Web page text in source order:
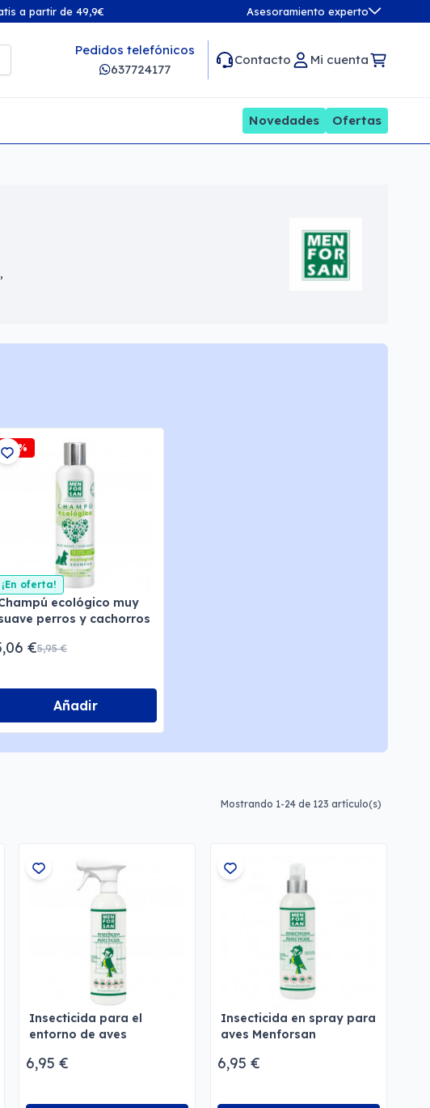
a partir de 49,9€ Asesoramiento experto
Pedidos telefónicos
637724177
Contacto Mi cuenta
Novedades Ofertas
-15%
¡En oferta!
ecológico muy
perros y cachorros
€5,95 €
Añadir
Mostrando 1-24 de 123 artículo(s)
Insecticida para el
entorno de aves
6,95 €
Insecticida en spray para
aves Menforsan
6,95 €